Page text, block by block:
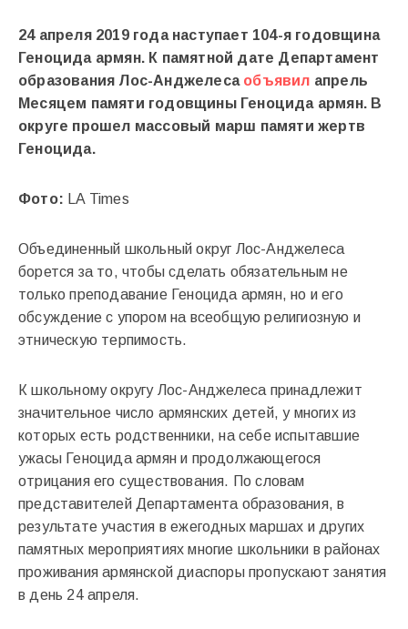
24 апреля 2019 года наступает 104-я годовщина
Геноцида армян. К памятной дате Департамент
образования Лос-Анджелеса объявил апрель
Месяцем памяти годовщины Геноцида армян. В
округе прошел массовый марш памяти жертв
Геноцида.
Фото: LA Times
Объединенный школьный округ Лос-Анджелеса
борется за то, чтобы сделать обязательным не
только преподавание Геноцида армян, но и его
обсуждение с упором на всеобщую религиозную и
этническую терпимость.
К школьному округу Лос-Анджелеса принадлежит
значительное число армянских детей, у многих из
которых есть родственники, на себе испытавшие
ужасы Геноцида армян и продолжающегося
отрицания его существования. По словам
представителей Департамента образования, в
результате участия в ежегодных маршах и других
памятных мероприятиях многие школьники в районах
проживания армянской диаспоры пропускают занятия
в день 24 апреля.